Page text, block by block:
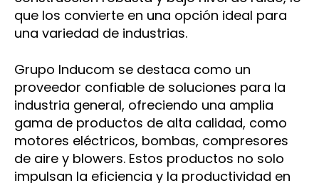
que los convierte en una opción ideal para
una variedad de industrias.
Grupo Inducom se destaca como un
proveedor confiable de soluciones para la
industria general, ofreciendo una amplia
gama de productos de alta calidad, como
motores eléctricos, bombas, compresores
de aire y blowers. Estos productos no solo
impulsan la eficiencia y la productividad en